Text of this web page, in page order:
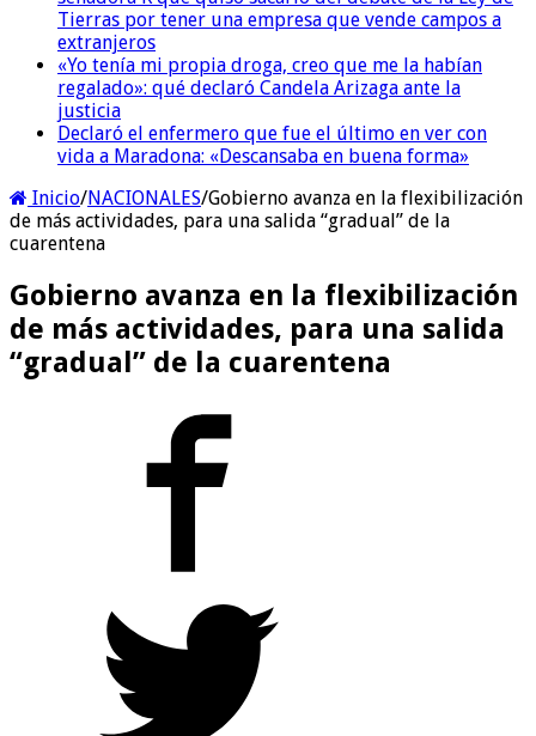
Tierras por tener una empresa que vende campos a
extranjeros
«Yo tenía mi propia droga, creo que me la habían
regalado»: qué declaró Candela Arizaga ante la
justicia
Declaró el enfermero que fue el último en ver con
vida a Maradona: «Descansaba en buena forma»
Inicio/NACIONALES/Gobierno avanza en la flexibilización
de más actividades, para una salida “gradual” de la
cuarentena
Gobierno avanza en la flexibilización
de más actividades, para una salida
“gradual” de la cuarentena